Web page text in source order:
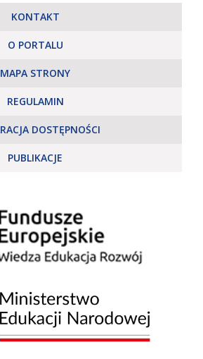
KONTAKT
O PORTALU
MAPA STRONY
REGULAMIN
DOSTĘPNOŚCI
PUBLIKACJE